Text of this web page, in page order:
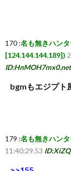
170 :名も無きハン
[124.144.144.189])
ID:HnMOH7mx0.net
bgmもエジプト
179 :名も無きハン
11:40:29.53